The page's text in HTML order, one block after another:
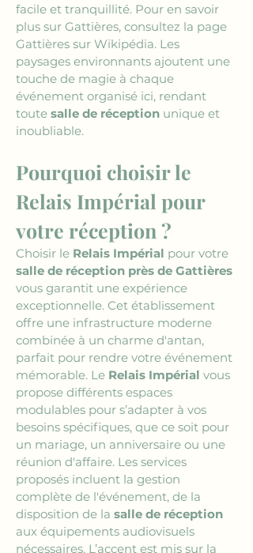
facile et tranquillité. Pour en savoir
plus sur Gattières, consultez la page
Gattières sur Wikipédia. Les
paysages environnants ajoutent une
touche de magie à chaque
événement organisé ici, rendant
toute salle de réception unique et
inoubliable.
Pourquoi choisir le
Relais Impérial pour
votre réception ?
Choisir le Relais Impérial pour votre
salle de réception près de Gattières
vous garantit une expérience
exceptionnelle. Cet établissement
offre une infrastructure moderne
combinée à un charme d'antan,
parfait pour rendre votre événement
mémorable. Le Relais Impérial vous
propose différents espaces
modulables pour s’adapter à vos
besoins spécifiques, que ce soit pour
un mariage, un anniversaire ou une
réunion d'affaire. Les services
proposés incluent la gestion
complète de l'événement, de la
disposition de la salle de réception
aux équipements audiovisuels
nécessaires. L’accent est mis sur la